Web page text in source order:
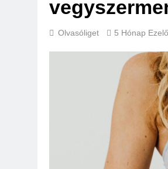
Olvasóliget 5 Hónap